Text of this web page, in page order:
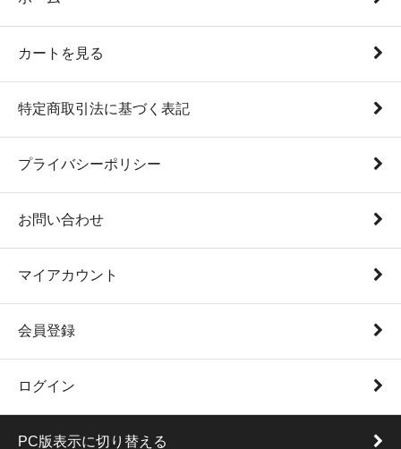
カートを見る
特定商取引法に基づく表記
プライバシーポリシー
お問い合わせ
マイアカウント
会員登録
ログイン
PC版表示に切り替える